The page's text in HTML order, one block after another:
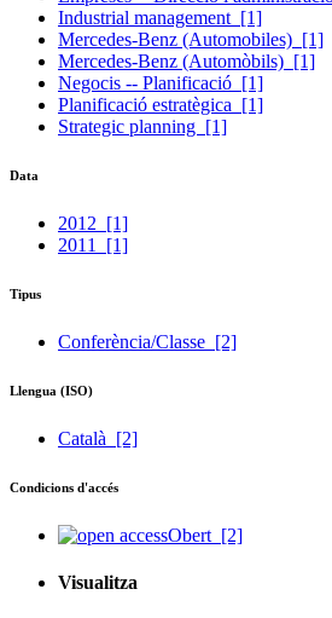
Industrial management [1]
Mercedes-Benz (Automobiles) [1]
Mercedes-Benz (Automòbils) [1]
Negocis -- Planificació [1]
Planificació estratègica [1]
Strategic planning [1]
Data
2012 [1]
2011 [1]
Tipus
Conferència/Classe [2]
Llengua (ISO)
Català [2]
Condicions d'accés
Obert [2]
Visualitza